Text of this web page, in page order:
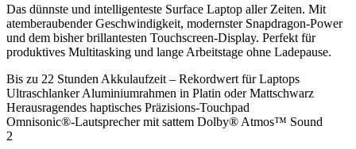
Das dünnste und intelligenteste Surface Laptop aller Zeiten. Mit
atemberaubender Geschwindigkeit, modernster Snapdragon-Power
und dem bisher brillantesten Touchscreen-Display. Perfekt für
produktives Multitasking und lange Arbeitstage ohne Ladepause.
Bis zu 22 Stunden Akkulaufzeit – Rekordwert für Laptops
Ultraschlanker Aluminiumrahmen in Platin oder Mattschwarz
Herausragendes haptisches Präzisions-Touchpad
Omnisonic®-Lautsprecher mit sattem Dolby® Atmos™ Sound
2